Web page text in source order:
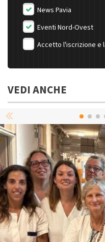
News Pavia
Eventi Nord-Ovest
Accetto l'iscrizione e
VEDI ANCHE